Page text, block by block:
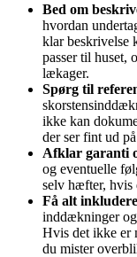
Bed om
hvordan
klar beskrivelse
passer til huset,
lækager.
Spørg til
ikke kan
der ser fint ud
Afklar garanti
og eventuelle
selv hæfter, hvis
Få alt
inddækninger og
Hvis det ikke er
du mister